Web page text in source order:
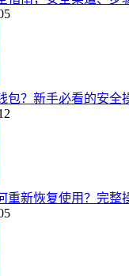
包？新手必看的安全
重新恢复使用？完整